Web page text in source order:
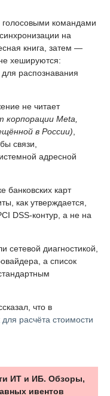
голосовыми командами
на
книга, затем —
хешируются:
распознавания
не читает
корпорации Meta,
в России)
связи,
адресной
банковских карт
как утверждается,
DSS-контур, а не на
сетевой диагностикой,
а список
что в
расчёта стоимости
ИТ и ИБ. Обзоры,
ивентов